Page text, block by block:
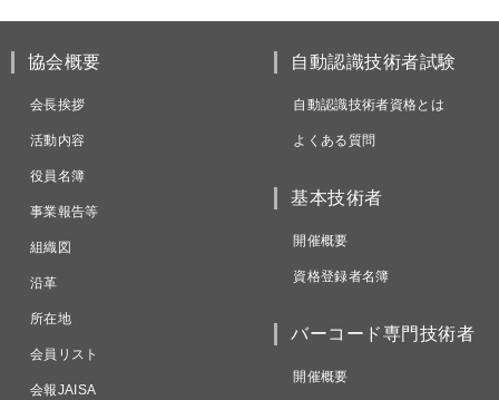
協会概要
会長挨拶
活動内容
役員名簿
事業報告等
組織図
沿革
所在地
会員リスト
会報JAISA
自動認識技術者試験
自動認識技術者資格とは
よくある質問
基本技術者
開催概要
資格登録者名簿
バーコード専門技術者
開催概要